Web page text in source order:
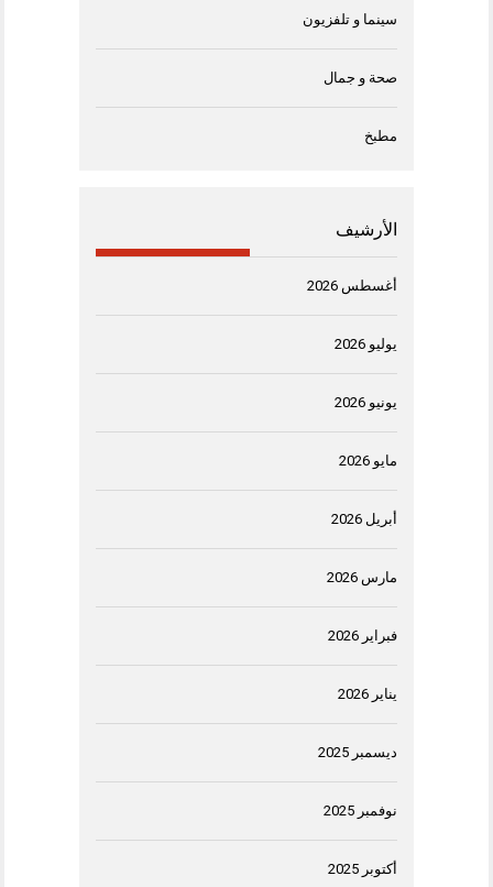
سينما و تلفزيون
صحة و جمال
مطبخ
الأرشيف
أغسطس 2026
يوليو 2026
يونيو 2026
مايو 2026
أبريل 2026
مارس 2026
فبراير 2026
يناير 2026
ديسمبر 2025
نوفمبر 2025
أكتوبر 2025